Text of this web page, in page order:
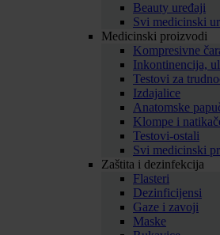
Beauty uređaji
Svi medicinski
Medicinski proizvodi
Kompresivne
Inkontinencija,
Testovi za
Izdajalice
Anatomske
Klompe i
Testovi-ostali
Svi medicinski
Zaštita i dezinfekcija
Flasteri
Dezinficijensi
Gaze i zavoji
Maske